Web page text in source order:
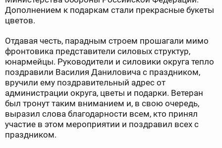
Дополнением к подаркам стали прекрасные букеты
цветов.
Отдавая честь, парадным строем прошагали мимо
фронтовика представители силовых структур,
юнармейцы. Руководители и силовики округа тепло
поздравили Василия Даниловича с праздником,
вручили ему поздравительный адрес от
администрации округа, цветы и подарки. Ветеран
был тронут таким вниманием и, в свою очередь,
выразил слова благодарности всем, кто принял
участие в этом мероприятии и поздравил всех с
праздником.